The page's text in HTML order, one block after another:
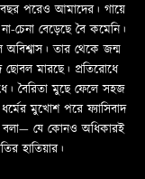
পরেও আমাদের। গায়ে
চেনা বেড়েছে বৈ কমেনি।
তার থেকে জন্ম
ছোবল মারছে। প্রতিরোধে
বৈরিতা মুছে ফেলে সহজ
মুখোশ পরে ফ্যাসিবাদ
বলা—­­ যে কোনও অধিকারই
হাতিয়ার।